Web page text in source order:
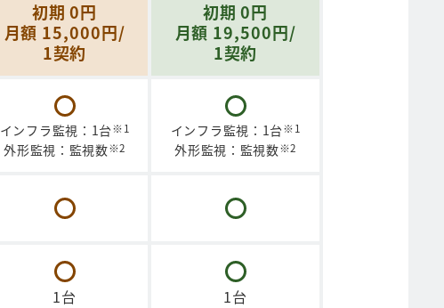
初期 0円
月額 15,000円/
1契約
初期 0円
月額 19,500円/
1契約
インフラ監視：1台※1
外形監視：監視数※2
インフラ監視：1台※1
外形監視：監視数※2
1台 1台